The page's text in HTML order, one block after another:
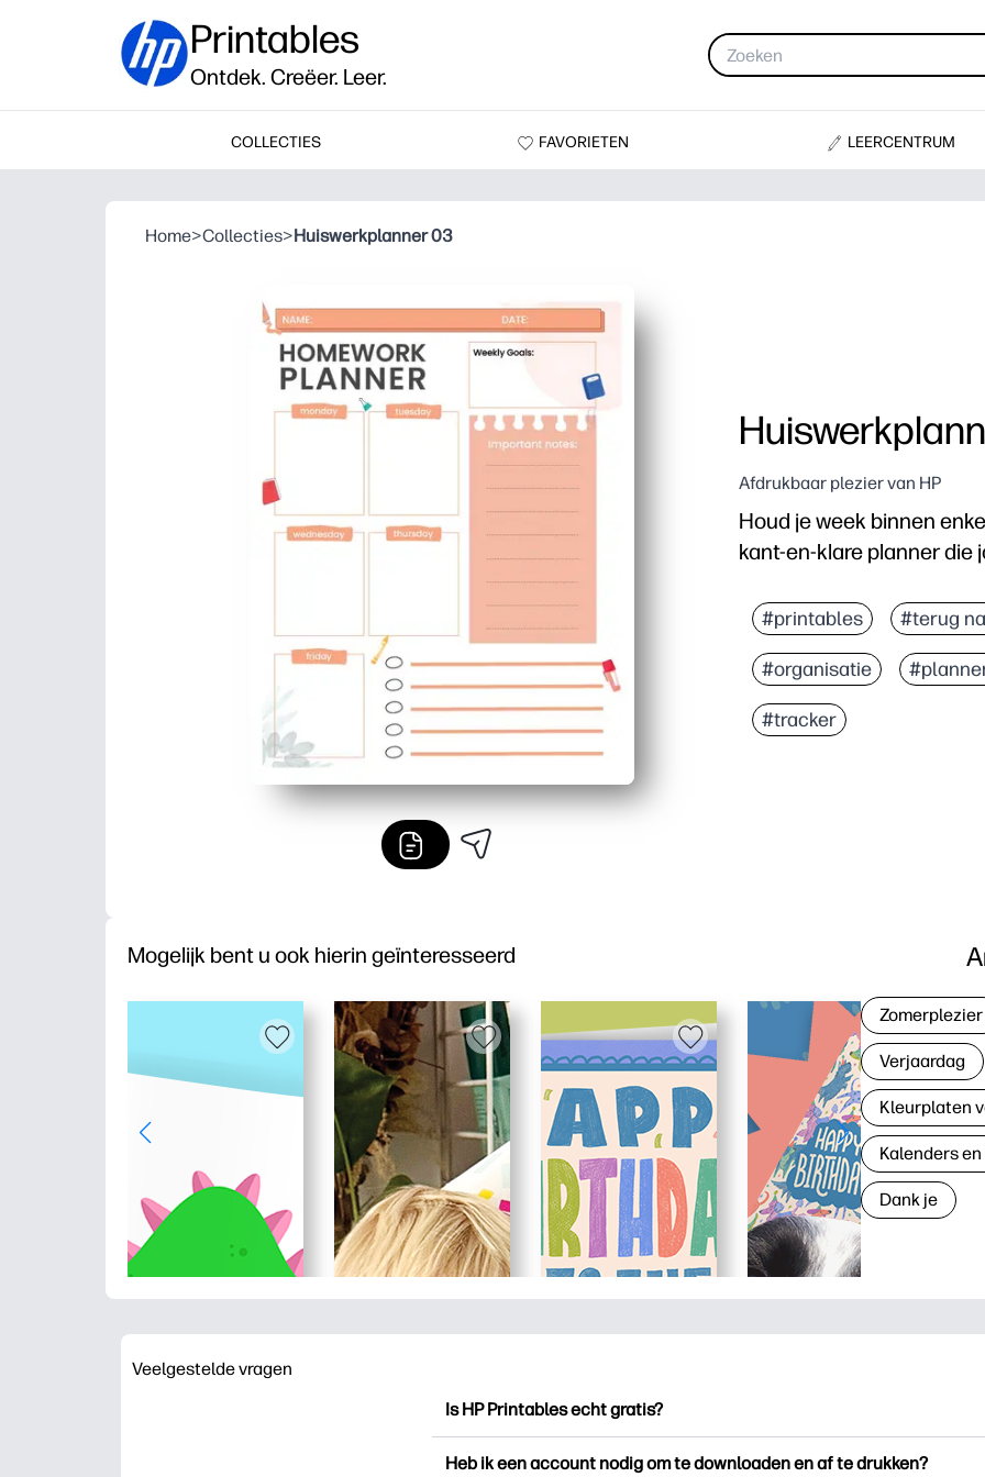
Printables
Ontdek. Creëer. Leer.
COLLECTIES FAVORIETEN LEERCENTRUM
Home>Collecties>Huiswerkplanner 03
Afdrukbaar plezier van HP
Houd je week binnen
kant-en-klare planner die
Geen installatie:
Dankzij de
Veelzijdig voor thuis,
Herbruikbaar en
#printables #terug
#organisatie
#tracker
Mogelijk bent u ook hierin geïnteresseerd
Zomerplezier
Verjaardag
Kleurplaten
Kalenders
Dank je
Veelgestelde vragen
Is HP Printables echt gratis?
Heb ik een account nodig om te downloaden en af te drukken?